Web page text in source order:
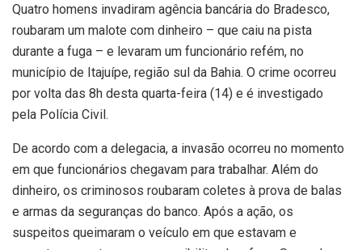
Quatro homens invadiram agência bancária do Bradesco,
roubaram um malote com dinheiro – que caiu na pista
durante a fuga – e levaram um funcionário refém, no
município de Itajuípe, região sul da Bahia. O crime ocorreu
por volta das 8h desta quarta-feira (14) e é investigado
pela Polícia Civil.
De acordo com a delegacia, a invasão ocorreu no momento
em que funcionários chegavam para trabalhar. Além do
dinheiro, os criminosos roubaram coletes à prova de balas
e armas da seguranças do banco. Após a ação, os
suspeitos queimaram o veículo em que estavam e